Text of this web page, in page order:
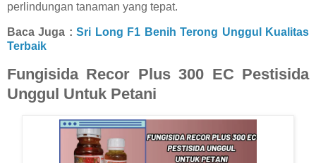
perlindungan tanaman yang tepat.
Baca Juga :Sri Long F1 Benih Terong Unggul Kualitas
Terbaik
Fungisida Recor Plus 300 EC Pestisida
Unggul Untuk Petani